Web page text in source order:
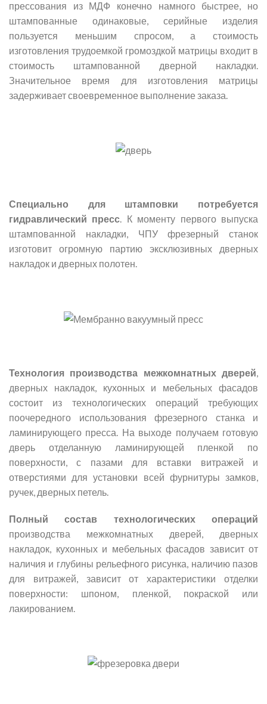
прессования из МДФ конечно намного быстрее, но
штампованные одинаковые, серийные изделия
пользуется меньшим спросом, а стоимость
изготовления трудоемкой громоздкой матрицы входит в
стоимость штампованной дверной накладки.
Значительное время для изготовления матрицы
задерживает своевременное выполнение заказа.
Специально для штамповки потребуется
гидравлический пресс. К моменту первого выпуска
штампованной накладки, ЧПУ фрезерный станок
изготовит огромную партию эксклюзивных дверных
накладок и дверных полотен.
Технология производства межкомнатных дверей,
дверных накладок, кухонных и мебельных фасадов
состоит из технологических операций требующих
поочередного использования фрезерного станка и
ламинирующего пресса. На выходе получаем готовую
дверь отделанную ламинирующей пленкой по
поверхности, с пазами для вставки витражей и
отверстиями для установки всей фурнитуры замков,
ручек, дверных петель.
Полный состав технологических операций
производства межкомнатных дверей, дверных
накладок, кухонных и мебельных фасадов зависит от
наличия и глубины рельефного рисунка, наличию пазов
для витражей, зависит от характеристики отделки
поверхности: шпоном, пленкой, покраской или
лакированием.